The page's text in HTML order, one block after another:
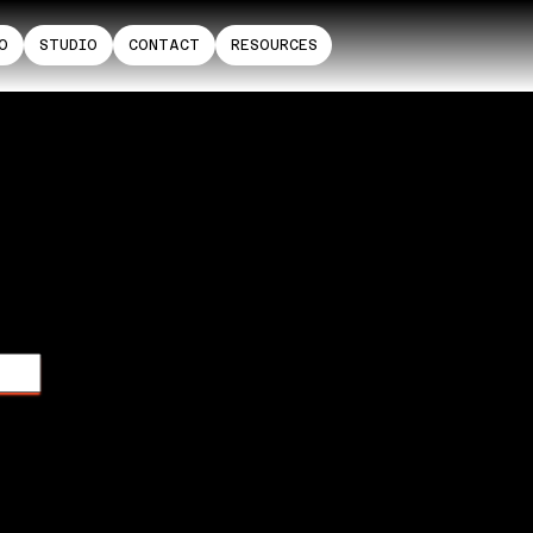
STUDIO CONTACT RESOURCES